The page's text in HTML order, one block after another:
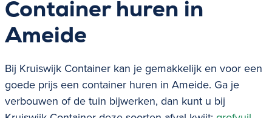
Container huren in
Ameide
Bij Kruiswijk Container kan je gemakkelijk en voor een
goede prijs een container huren in Ameide. Ga je
verbouwen of de tuin bijwerken, dan kunt u bij